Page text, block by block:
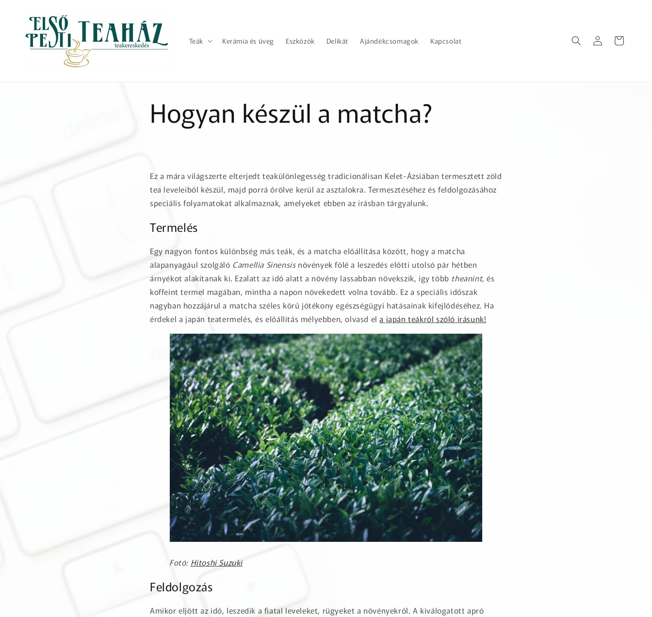
tartalomhoz
Teák Kerámia és üveg Eszközök Delikát Ajándékcsomagok Kapcsolat BejelentkezésKosár
Hogyan készül a matcha?
Ez a mára világszerte elterjedt teakülönlegesség tradicionálisan Kelet-Ázsiában termesztett zöld
tea leveleiből készül, majd porrá őrölve kerül az asztalokra. Termesztéséhez és feldolgozásához
speciális folyamatokat alkalmaznak, amelyeket ebben az írásban tárgyalunk.
Termelés
Egy nagyon fontos különbség más teák, és a matcha előállítása között, hogy a matcha
alapanyagául szolgáló Camellia Sinensisnövények fölé a leszedés előtti utolsó pár hétben
árnyékot alakítanak ki. Ezalatt az idő alatt a növény lassabban növekszik, így több theanint, és
koffeint termel magában, mintha a napon növekedett volna tovább. Ez a speciális időszak
nagyban hozzájárul a matcha széles körű jótékony egészségügyi hatásainak kifejlődéséhez. Ha
érdekel a japán teatermelés, és előállítás mélyebben, olvasd ela japán teákról szóló írásunk!
Fotó: Hitoshi Suzuki
Feldolgozás
Amikor eljött az idő, leszedik a fiatal leveleket, rügyeket a növényekről. A kiválogatott apró